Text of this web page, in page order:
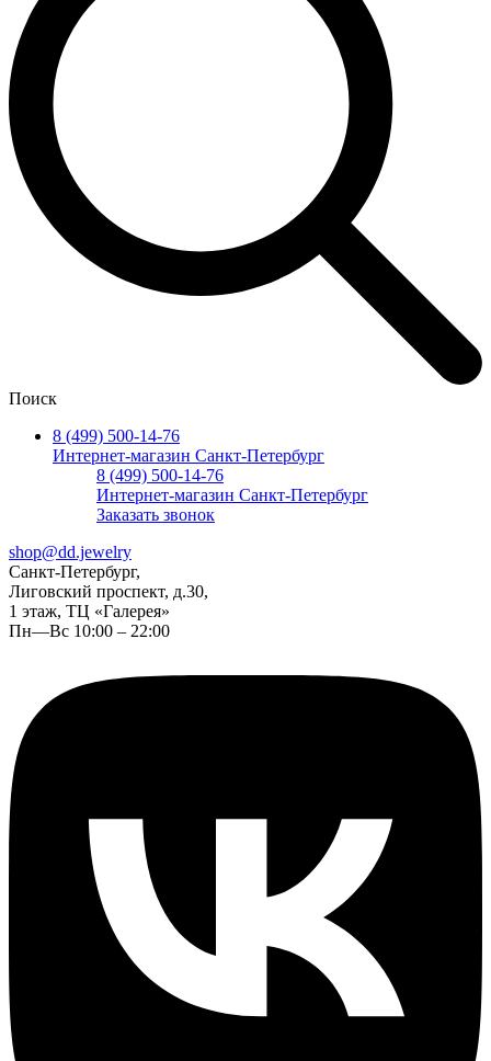
Поиск
8 (499) 500-14-76
Интернет-магазин Санкт-Петербург
8 (499) 500-14-76
Интернет-магазин Санкт-Петербург
Заказать звонок
shop@dd.jewelry
Санкт-Петербург,
Лиговский проспект, д.30,
1 этаж, ТЦ «Галерея»
Пн—Вс 10:00 – 22:00